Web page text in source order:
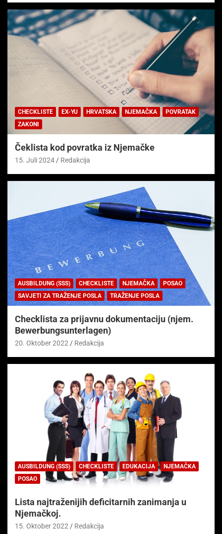
CHECKLISTE EX-YU HRVATSKA NJEMAČKA
POVRATAK
ZAKONI
Čeklista kod povratka iz Njemačke
15. Juli 2024 Redakcija
AUSBILDUNG (SSS) CHECKLISTE NJEMAČKA
POSAO
SAVJETI ZA TRAŽENJE POSLA
TRAŽENJE POSLA
Checklista za prijavnu dokumentaciju (njem.
Bewerbungsunterlagen)
20. Oktober 2022 Redakcija
AUSBILDUNG (SSS) CHECKLISTE EDUKACIJA
NJEMAČKA
POSAO
Lista najtraženijih deficitarnih zanimanja u
Njemačkoj.
15. Oktober 2022 Redakcija